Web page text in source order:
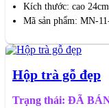
Kích thước: cao
Mã sản phẩm: MN-
Hộp trà gỗ đẹp
Trạng thái: ĐÃ